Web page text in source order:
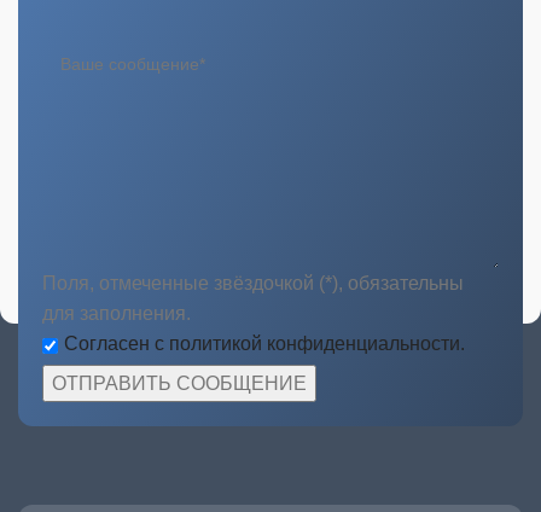
Поля, отмеченные звёздочкой (*), обязательны
для заполнения.
Согласен с политикой конфиденциальности.